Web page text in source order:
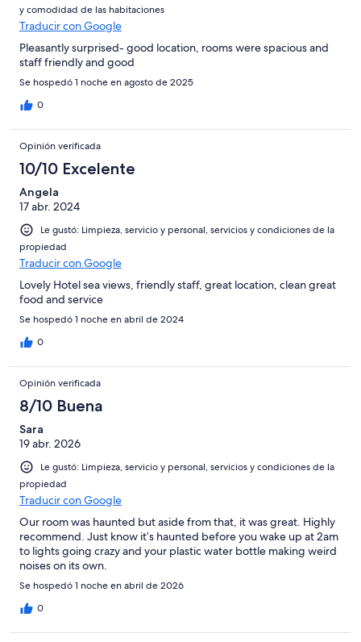
y comodidad de las habitaciones
Traducir con Google
Pleasantly surprised- good location, rooms were spacious and
staff friendly and good
Se hospedó 1 noche en agosto de 2025
0
Opinión verificada
10/10 Excelente
Angela
17 abr. 2024
Le gustó: Limpieza, servicio y personal, servicios y condiciones de la
propiedad
Traducir con Google
Lovely Hotel sea views, friendly staff, great location, clean great
food and service
Se hospedó 1 noche en abril de 2024
0
Opinión verificada
8/10 Buena
Sara
19 abr. 2026
Le gustó: Limpieza, servicio y personal, servicios y condiciones de la
propiedad
Traducir con Google
Our room was haunted but aside from that, it was great. Highly
recommend. Just know it’s haunted before you wake up at 2am
to lights going crazy and your plastic water bottle making weird
noises on its own.
Se hospedó 1 noche en abril de 2026
0